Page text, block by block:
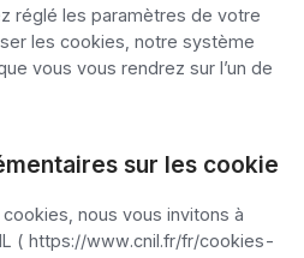
réglé les paramètres de votre
les cookies, notre système
vous vous rendrez sur l’un de
sur les cookie
nous vous invitons à
( https://www.cnil.fr/fr/cookies-